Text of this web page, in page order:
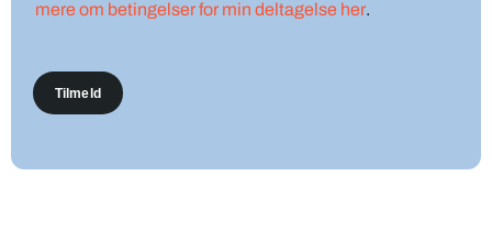
mere om betingelser for min deltagelse her.
Tilmeld